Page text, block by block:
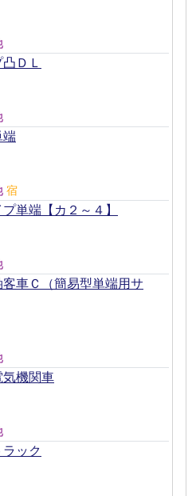
ＤＬ
宿
単端【カ２～４】
車Ｃ（簡易型単端用サ
気機関車
ック